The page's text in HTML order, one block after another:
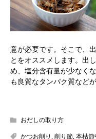
意が必要です。そこで、
とをオススメします。出
め、塩分含有量が少なく
も良質なタンパク質など
おだしの取り方
かつお削り ,削り節,本枯節